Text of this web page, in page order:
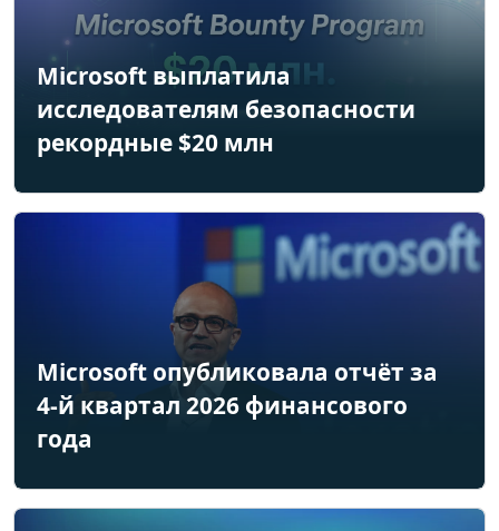
Microsoft выплатила
исследователям безопасности
рекордные $20 млн
Microsoft опубликовала отчёт за
4-й квартал 2026 финансового
года